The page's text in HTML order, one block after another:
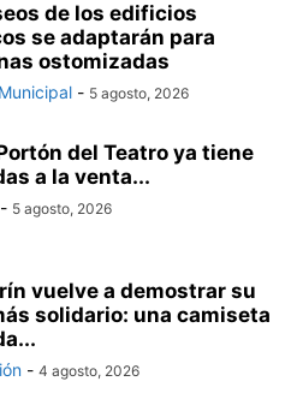
de los edificios
se adaptarán para
ostomizadas
- 5 agosto, 2026
del Teatro ya tiene
a la venta...
- 5 agosto, 2026
vuelve a demostrar su
solidario: una camiseta
- 4 agosto, 2026